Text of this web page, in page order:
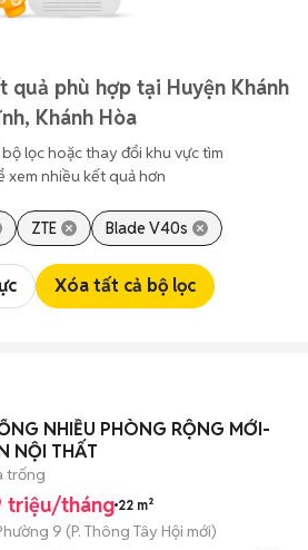
quả phù hợp tại Huyện Khánh
Khánh Hòa
lọc hoặc thay đổi khu vực tìm
xem nhiều kết quả hơn
ZTE Blade V40s
Xóa tất cả bộ lọc
NHIỀU PHÒNG RỘNG MỚI-
NỘI THẤT
trống
triệu/tháng 22 m²
9 (P. Thông Tây Hội mới)